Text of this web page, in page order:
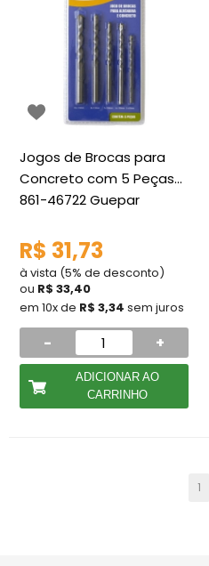
Jogos de Brocas para
Concreto com 5 Peças
861-46722 Guepar
R$ 31,73
à vista (5% de desconto)
ou R$ 33,40
em 10x de R$ 3,34 sem juros
- +
ADICIONAR AO
CARRINHO
1